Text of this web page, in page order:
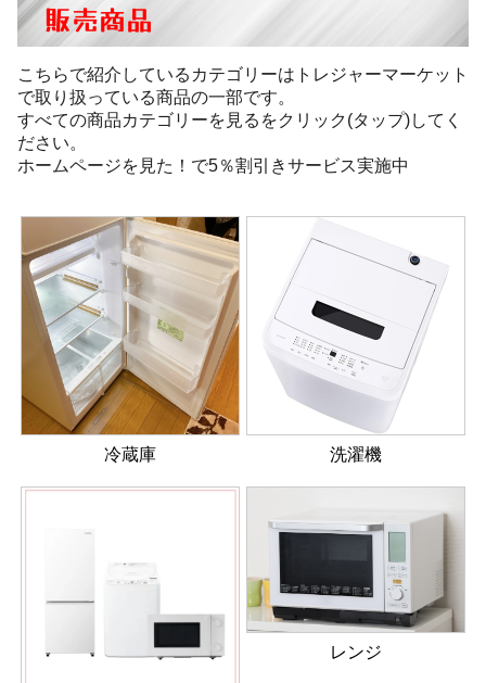
販売商品
こちらで紹介しているカテゴリーはトレジャーマーケット
で取り扱っている商品の一部です。
すべての商品カテゴリーを見るをクリック(タップ)してく
ださい。
ホームページを見た！で5％割引きサービス実施中
冷蔵庫 洗濯機
レンジ